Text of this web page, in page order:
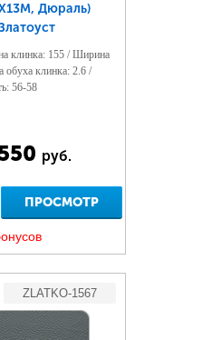
Дюраль)
клинка: 155 / Ширина
обуха клинка: 2.6 /
56-58
руб.
ПРОСМОТР
ZLATKO-1567